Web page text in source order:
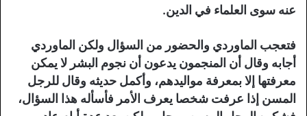
عنه سوى العلماء في الدين.
فتعجب الماوردي والحضور من السؤال ولكن الماوردي
أجابه وقال أن المنجمون يدعون أن نجوم البشر لا يمكن
معرفتها إلا بمعرفة مواليدهم، وأكمل حديثه وقال للرجل
المسن إذا عرفت شخصا يعرف الأمر فأسأله هذا السؤال،